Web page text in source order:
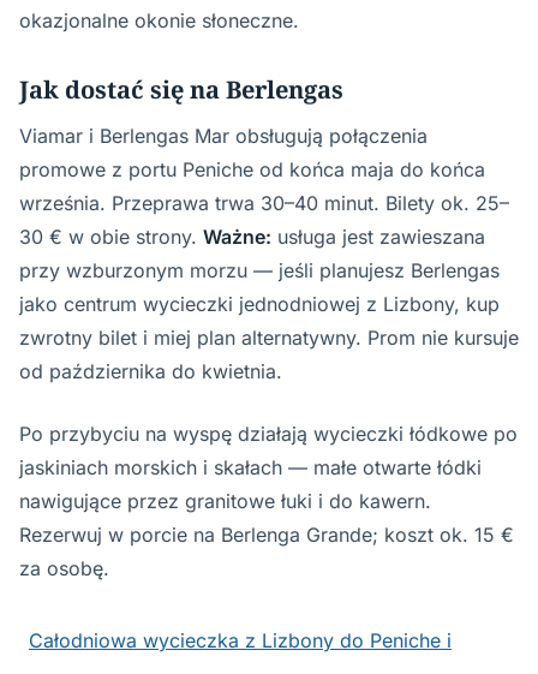
okazjonalne okonie słoneczne.
Jak dostać się na Berlengas
Viamar i Berlengas Mar obsługują połączenia
promowe z portu Peniche od końca maja do końca
września. Przeprawa trwa 30–40 minut. Bilety ok. 25–
30 € w obie strony. Ważne: usługa jest zawieszana
przy wzburzonym morzu — jeśli planujesz Berlengas
jako centrum wycieczki jednodniowej z Lizbony, kup
zwrotny bilet i miej plan alternatywny. Prom nie kursuje
od października do kwietnia.
Po przybyciu na wyspę działają wycieczki łódkowe po
jaskiniach morskich i skałach — małe otwarte łódki
nawigujące przez granitowe łuki i do kawern.
Rezerwuj w porcie na Berlenga Grande; koszt ok. 15 €
za osobę.
Całodniowa wycieczka z Lizbony do Peniche i